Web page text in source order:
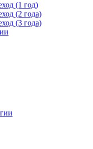
(1 год)
(2 года)
(3 года)